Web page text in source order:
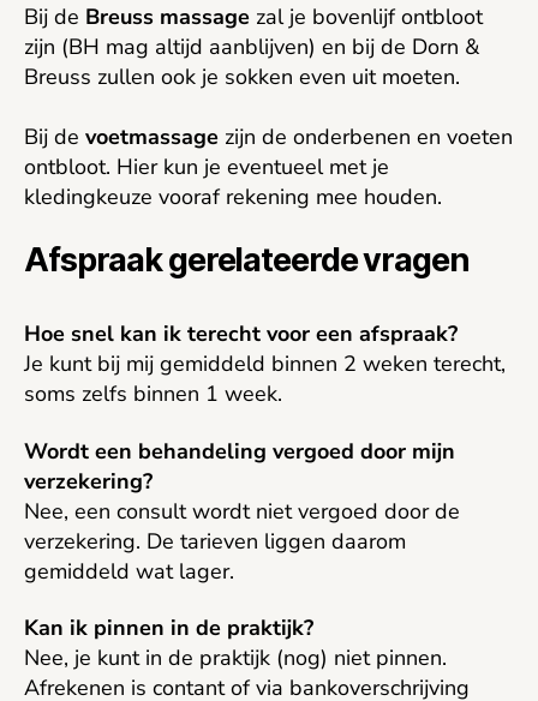
Bij de Breuss massage zal je bovenlijf ontbloot
zijn (BH mag altijd aanblijven) en bij de Dorn &
Breuss zullen ook je sokken even uit moeten.
Bij de voetmassage zijn de onderbenen en voeten
ontbloot. Hier kun je eventueel met je
kledingkeuze vooraf rekening mee houden.
Afspraak gerelateerde vragen
Hoe snel kan ik terecht voor een afspraak?
Je kunt bij mij gemiddeld binnen 2 weken terecht,
soms zelfs binnen 1 week.
Wordt een behandeling vergoed door mijn
verzekering?
Nee, een consult wordt niet vergoed door de
verzekering. De tarieven liggen daarom
gemiddeld wat lager.
Kan ik pinnen in de praktijk?
Nee, je kunt in de praktijk (nog) niet pinnen.
Afrekenen is contant of via bankoverschrijving